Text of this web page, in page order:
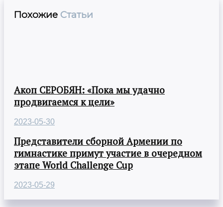
Похожие Статьи
Акоп СЕРОБЯН: «Пока мы удачно
продвигаемся к цели»
2023-05-30
Представители сборной Армении по
гимнастике примут участие в очередном
этапе World Challenge Cup
2023-05-29